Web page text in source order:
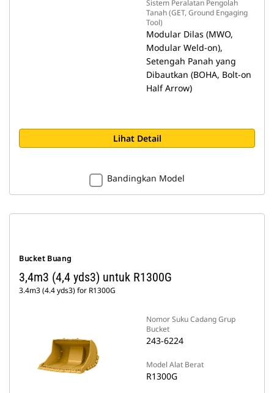
Sistem Peralatan Pengolah
Tanah (GET, Ground Engaging
Tool)
Modular Dilas (MWO,
Modular Weld-on),
Setengah Panah yang
Dibautkan (BOHA, Bolt-on
Half Arrow)
Lihat Detail
Bandingkan Model
Bucket Buang
3,4m3 (4,4 yds3) untuk R1300G
3.4m3 (4.4 yds3) for R1300G
Nomor Suku Cadang Grup
Bucket
243-6224
Model Alat Berat
R1300G